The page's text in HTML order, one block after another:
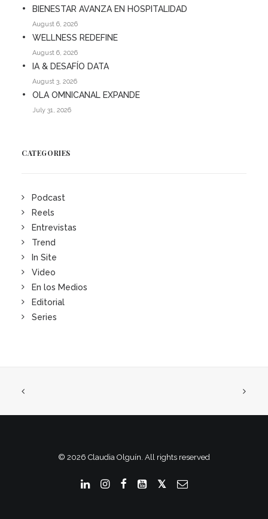
BIENESTAR AVANZA EN HOSPITALIDAD
August 6, 2026
WELLNESS REDEFINE
August 6, 2026
IA & DESAFÍO DATA
August 3, 2026
OLA OMNICANAL EXPANDE
July 31, 2026
CATEGORIES
Podcast
Reels
Entrevistas
Trend
In Site
Video
En los Medios
Editorial
Series
© 2026 Claudia Olguín. All rights reserved